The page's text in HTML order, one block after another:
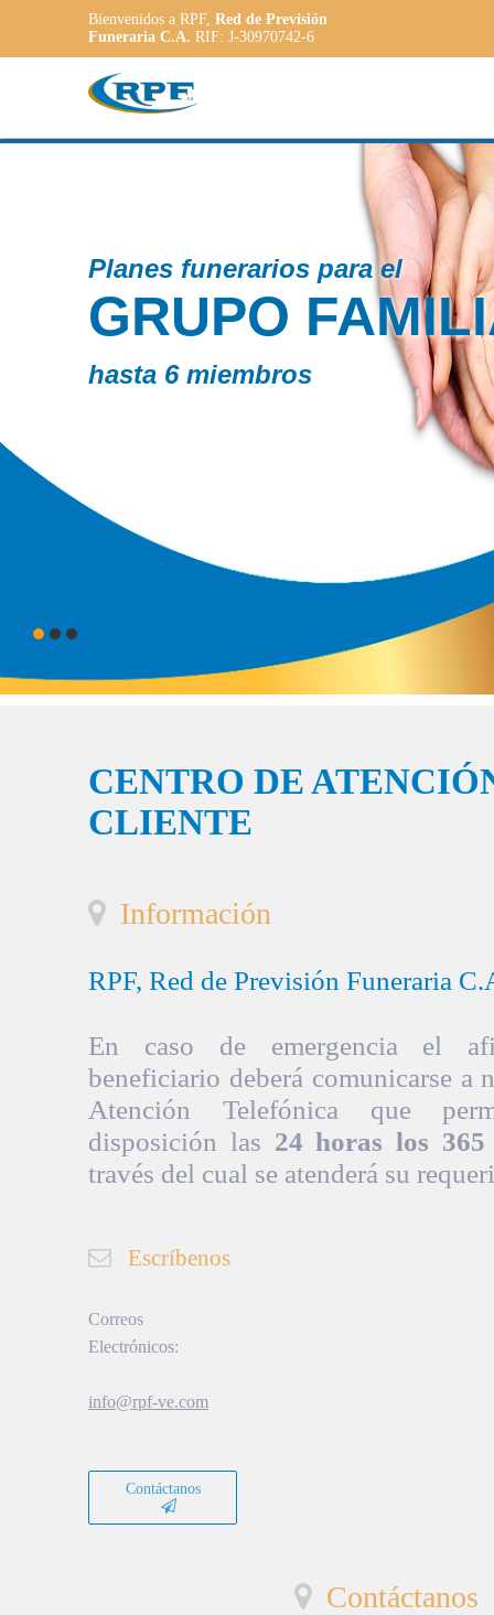
Bienvenidos a RPF, Red de Previsión
Funeraria C.A. RIF: J-30970742-6
Contamos
a las
CENTRO DE
CLIENTE
Información
RPF, Red de Previsión Funeraria
En caso de emergencia el
beneficiario deberá comunicarse a
Atención Telefónica que
disposición las 24 horas los
través del cual se atenderá su
Escríbenos
Correos
Electrónicos:
info@rpf-ve.com
Contáctanos
Contáctanos